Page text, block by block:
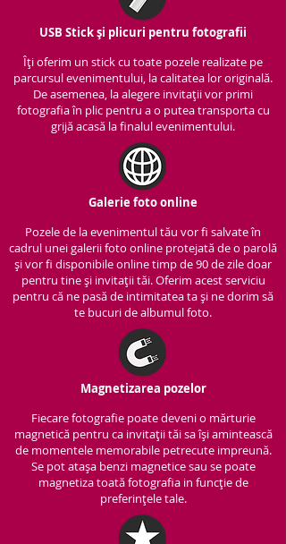
USB Stick și plicuri pentru fotografii
Îți oferim un stick cu toate pozele realizate pe
parcursul evenimentului, la calitatea lor originală.
De asemenea, la alegere invitații vor primi
fotografia în plic pentru a o putea transporta cu
grijă acasă la finalul evenimentului.
Galerie foto online
Pozele de la evenimentul tău vor fi salvate în
cadrul unei galerii foto online protejată de o parolă
și vor fi disponibile online timp de 90 de zile doar
pentru tine și invitații tăi. Oferim acest serviciu
pentru că ne pasă de intimitatea ta și ne dorim să
te bucuri de albumul foto.
Magnetizarea pozelor
Fiecare fotografie poate deveni o mărturie
magnetică pentru ca invitații tăi sa își amintească
de momentele memorabile petrecute impreună.
Se pot atașa benzi magnetice sau se poate
magnetiza toată fotografia in funcție de
preferințele tale.